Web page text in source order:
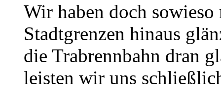
Wir haben doch
Stadtgrenzen hinaus
die Trabrennbahn dran
leisten wir uns